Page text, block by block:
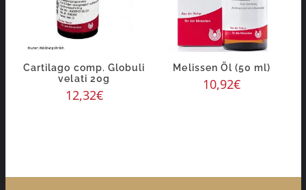
Cartilago comp. Globuli
velati 20g
12,32€
Melissen Öl (50 ml)
10,92€